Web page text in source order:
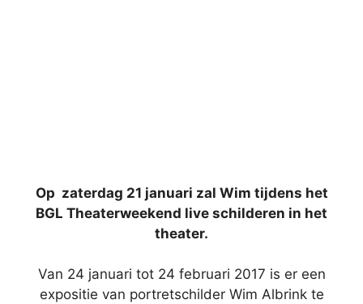
Op zaterdag 21 januari zal Wim tijdens het
BGL Theaterweekend live schilderen in het
theater.
Van 24 januari tot 24 februari 2017 is er een
expositie van portretschilder Wim Albrink te